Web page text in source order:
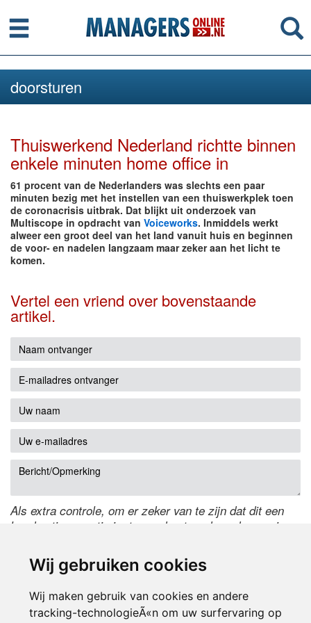
Wij gebruiken cookies
Wij maken gebruik van cookies en andere
tracking-technologieÃ«n om uw surfervaring op
Menu
doorsturen
Thuiswerkend Nederland richtte binnen
enkele minuten home office in
61 procent van de Nederlanders was slechts een paar
minuten bezig met het instellen van een thuiswerkplek toen
de coronacrisis uitbrak. Dat blijkt uit onderzoek van
Multiscope in opdracht van Voiceworks. Inmiddels werkt
alweer een groot deel van het land vanuit huis en beginnen
de voor- en nadelen langzaam maar zeker aan het licht te
komen.
Vertel een vriend over bovenstaande
artikel.
Als extra controle, om er zeker van te zijn dat dit een
handmatige reactie is, typ onderstaande code over in
de code te wijzigen.